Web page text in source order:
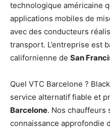
technologique américaine
applications mobiles de
avec des conducteurs
transport. L’entreprise est
californienne de San
Quel VTC Barcelone ?
service alternatif fiable et
Barcelone. Nos chauffeurs
connaissance approfondie